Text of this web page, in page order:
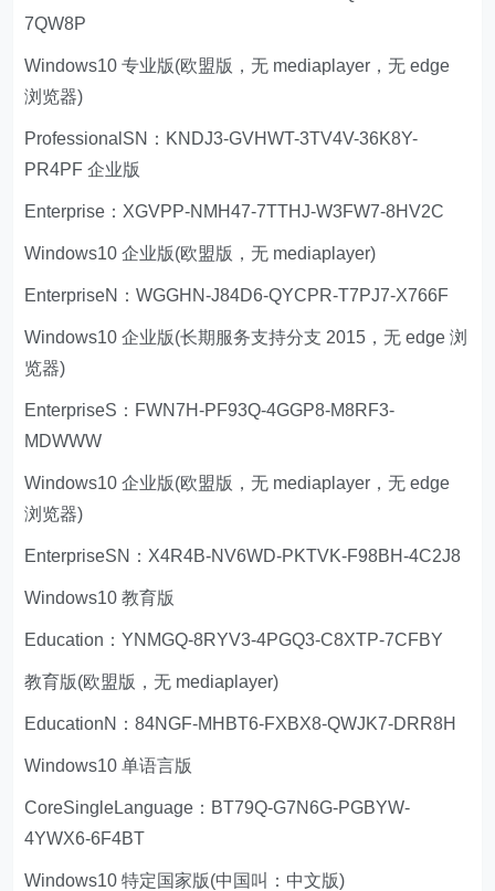
7QW8P
Windows10 专业版(欧盟版，无 mediaplayer，无 edge
浏览器)
ProfessionalSN：KNDJ3-GVHWT-3TV4V-36K8Y-
PR4PF 企业版
Enterprise：XGVPP-NMH47-7TTHJ-W3FW7-8HV2C
Windows10 企业版(欧盟版，无 mediaplayer)
EnterpriseN：WGGHN-J84D6-QYCPR-T7PJ7-X766F
Windows10 企业版(长期服务支持分支 2015，无 edge 浏
览器)
EnterpriseS：FWN7H-PF93Q-4GGP8-M8RF3-
MDWWW
Windows10 企业版(欧盟版，无 mediaplayer，无 edge
浏览器)
EnterpriseSN：X4R4B-NV6WD-PKTVK-F98BH-4C2J8
Windows10 教育版
Education：YNMGQ-8RYV3-4PGQ3-C8XTP-7CFBY
教育版(欧盟版，无 mediaplayer)
EducationN：84NGF-MHBT6-FXBX8-QWJK7-DRR8H
Windows10 单语言版
CoreSingleLanguage：BT79Q-G7N6G-PGBYW-
4YWX6-6F4BT
Windows10 特定国家版(中国叫：中文版)